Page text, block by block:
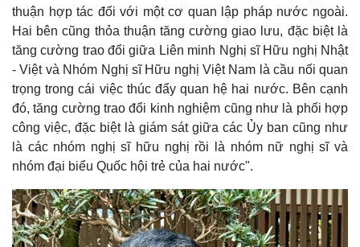
Pháp luật
Vụ án
Quân sự - Quốc phòng
Vũ khí
thuận hợp tác đối với một cơ quan lập pháp nước ngoài.
Hai bên cũng thỏa thuận tăng cường giao lưu, đặc biệt là
tăng cường trao đổi giữa Liên minh Nghị sĩ Hữu nghị Nhật
- Việt và Nhóm Nghị sĩ Hữu nghị Việt Nam là cầu nối quan
trọng trong cái việc thúc đẩy quan hệ hai nước. Bên cạnh
đó, tăng cường trao đổi kinh nghiệm cũng như là phối hợp
công việc, đặc biệt là giám sát giữa các Ủy ban cũng như
là các nhóm nghị sĩ hữu nghị rồi là nhóm nữ nghị sĩ và
nhóm đại biểu Quốc hội trẻ của hai nước".